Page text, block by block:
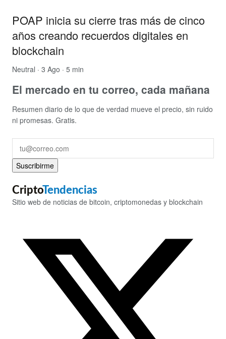
POAP inicia su cierre tras más de cinco
años creando recuerdos digitales en
blockchain
Neutral · 3 Ago · 5 min
El mercado en tu correo, cada mañana
Resumen diario de lo que de verdad mueve el precio, sin ruido
ni promesas. Gratis.
Suscribirme
CriptoTendencias
Sitio web de noticias de bitcoin, criptomonedas y blockchain